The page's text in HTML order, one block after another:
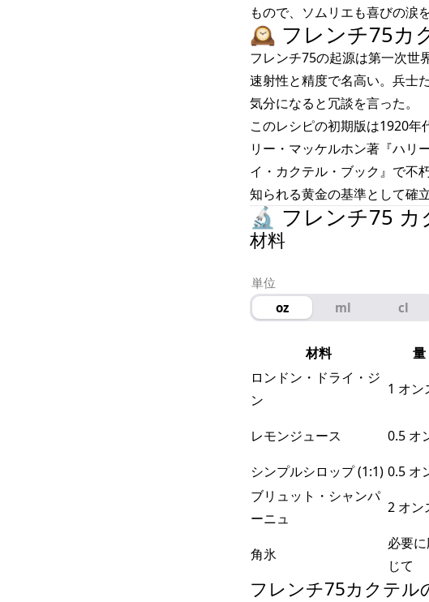
もので、ソムリエも喜びの涙
🕰️ フレンチ75カ
フレンチ75の起源は第一次世
速射性と精度で名高い。兵士
気分になると冗談を言った。
このレシピの初期版は1920
リー・マッケルホン著『ハリ
イ・カクテル・ブック』で不
知られる黄金の基準として確立
🔬 フレンチ75 カ
材料
単位
oz
ml cl
材料 量
ロンドン・ドライ・ジ
ン
1 オン
レモンジュース
0.5 オ
シンプルシロップ (1:1) 0.5 オ
ブリュット・シャンパ
ーニュ
2 オン
角氷
必要
じて
フレンチ75カクテル